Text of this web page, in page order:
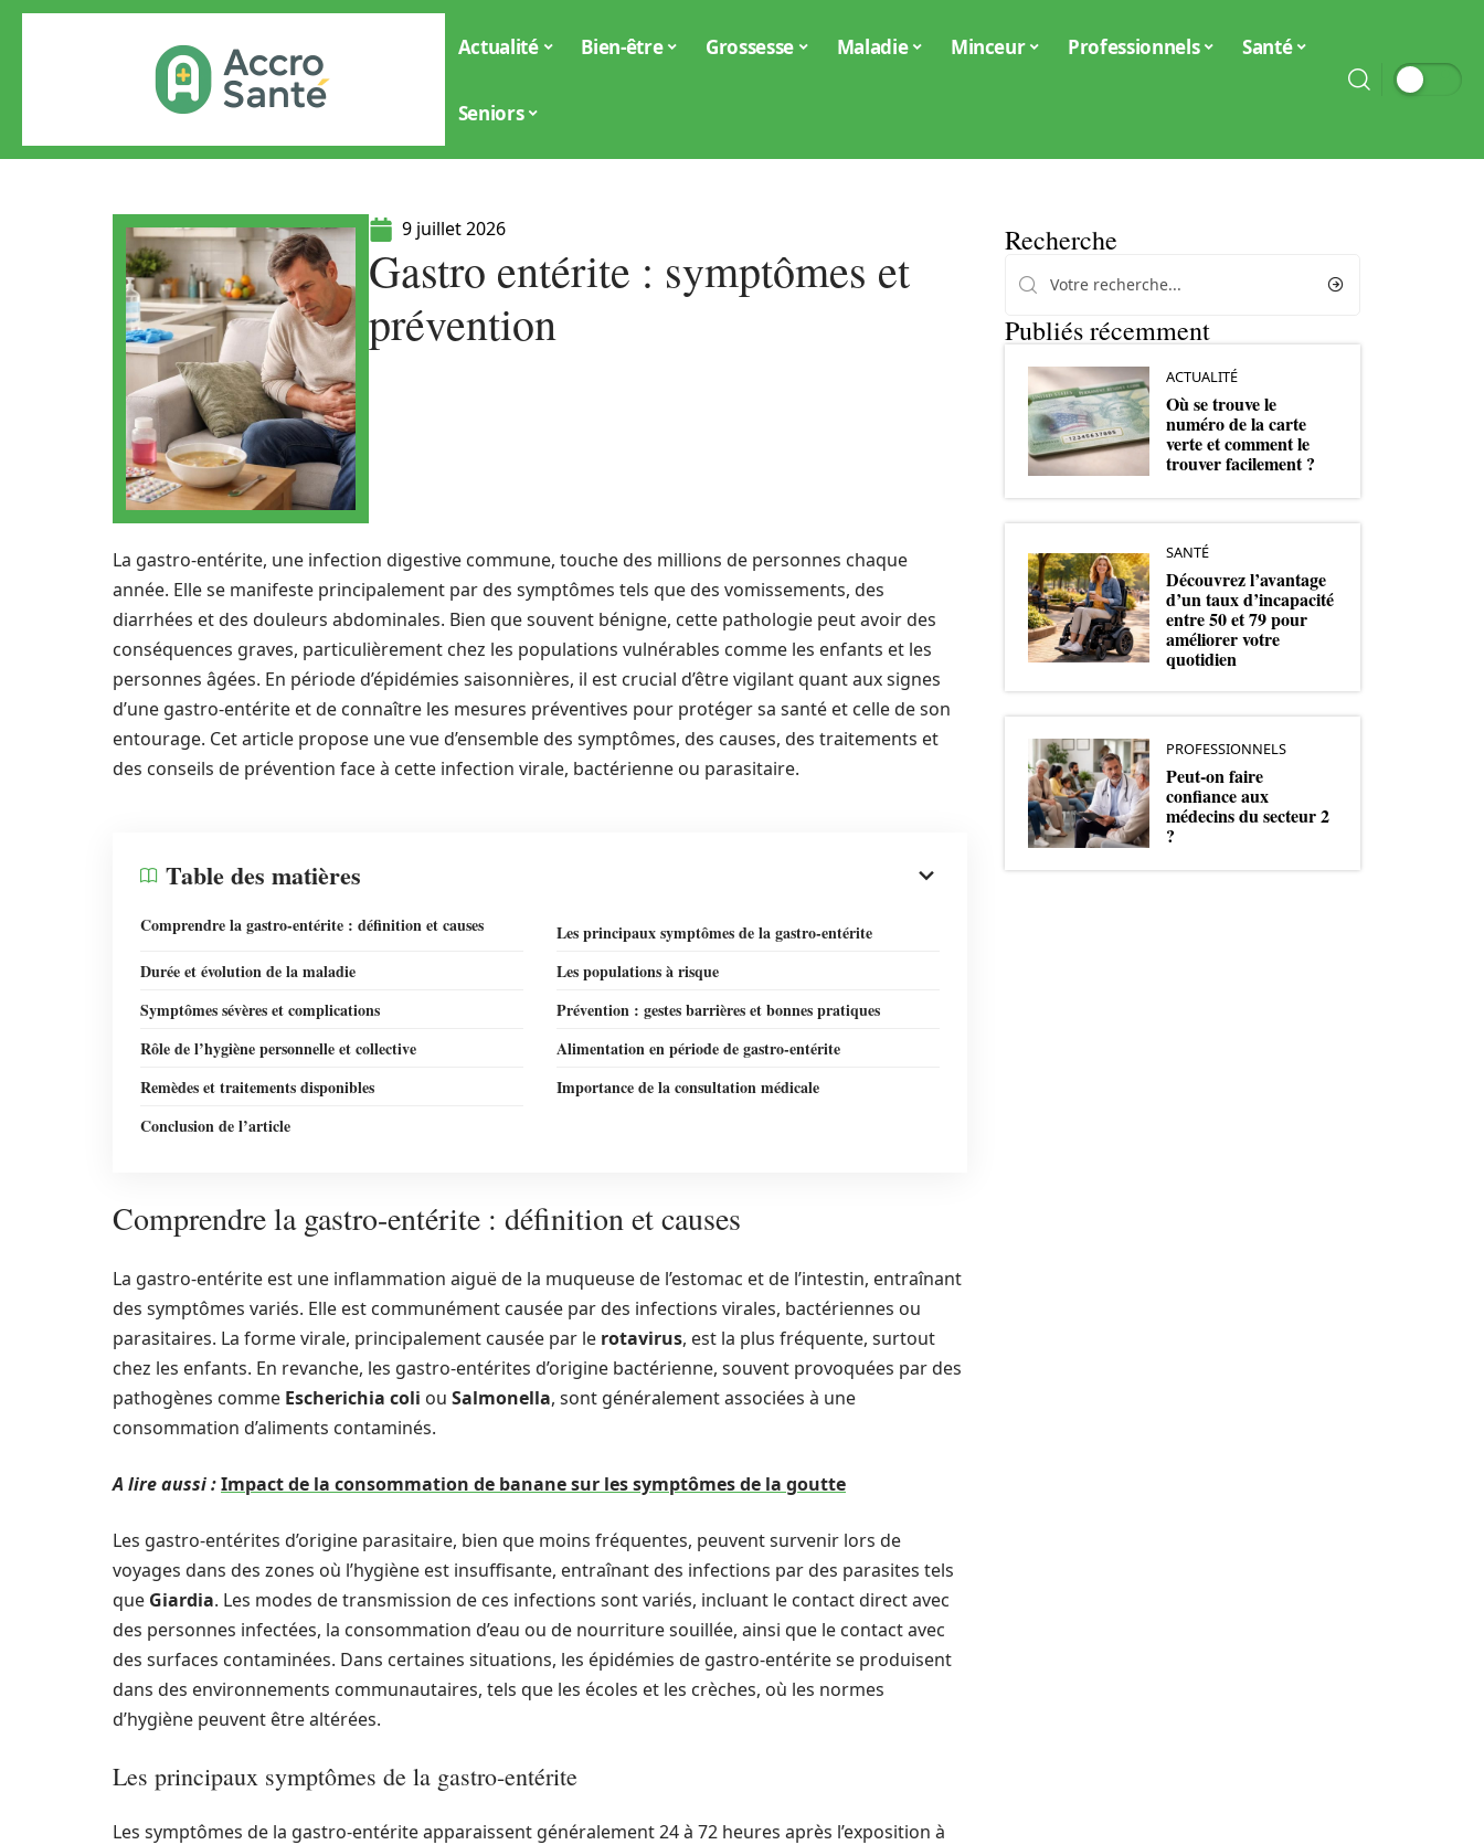
Actualité Bien-être Grossesse Maladie Minceur Professionnels Santé
Seniors
9 juillet 2026
Gastro entérite : symptômes et
prévention
La gastro-entérite, une infection digestive commune, touche des millions de personnes chaque
année. Elle se manifeste principalement par des symptômes tels que des vomissements, des
diarrhées et des douleurs abdominales. Bien que souvent bénigne, cette pathologie peut avoir des
conséquences graves, particulièrement chez les populations vulnérables comme les enfants et les
personnes âgées. En période d’épidémies saisonnières, il est crucial d’être vigilant quant aux signes
d’une gastro-entérite et de connaître les mesures préventives pour protéger sa santé et celle de son
entourage. Cet article propose une vue d’ensemble des symptômes, des causes, des traitements et
des conseils de prévention face à cette infection virale, bactérienne ou parasitaire.
Table des matières
Comprendre la gastro-entérite : définition et causes
Les principaux symptômes de la gastro-entérite
Durée et évolution de la maladie
Les populations à risque
Symptômes sévères et complications
Prévention : gestes barrières et bonnes pratiques
Rôle de l’hygiène personnelle et collective
Alimentation en période de gastro-entérite
Remèdes et traitements disponibles
Importance de la consultation médicale
Conclusion de l’article
Comprendre la gastro-entérite : définition et causes
La gastro-entérite est une inflammation aiguë de la muqueuse de l’estomac et de l’intestin, entraînant
des symptômes variés. Elle est communément causée par des infections virales, bactériennes ou
parasitaires. La forme virale, principalement causée par le rotavirus, est la plus fréquente, surtout
chez les enfants. En revanche, les gastro-entérites d’origine bactérienne, souvent provoquées par des
pathogènes comme Escherichia coli ou Salmonella, sont généralement associées à une
consommation d’aliments contaminés.
A lire aussi :Impact de la consommation de banane sur les symptômes de la goutte
Les gastro-entérites d’origine parasitaire, bien que moins fréquentes, peuvent survenir lors de
voyages dans des zones où l’hygiène est insuffisante, entraînant des infections par des parasites tels
que Giardia. Les modes de transmission de ces infections sont variés, incluant le contact direct avec
des personnes infectées, la consommation d’eau ou de nourriture souillée, ainsi que le contact avec
des surfaces contaminées. Dans certaines situations, les épidémies de gastro-entérite se produisent
dans des environnements communautaires, tels que les écoles et les crèches, où les normes
d’hygiène peuvent être altérées.
Les principaux symptômes de la gastro-entérite
Les symptômes de la gastro-entérite apparaissent généralement 24 à 72 heures après l’exposition à
Recherche
Publiés récemment
ACTUALITÉ
Où se trouve le
numéro de la carte
verte et comment le
trouver facilement ?
SANTÉ
Découvrez l’avantage
d’un taux d’incapacité
entre 50 et 79 pour
améliorer votre
quotidien
PROFESSIONNELS
Peut-on faire
confiance aux
médecins du secteur 2
?